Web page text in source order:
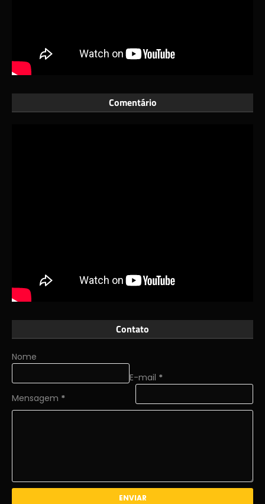
Comentário
Contato
Nome
E-mail *
Mensagem *